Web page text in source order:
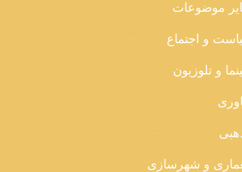
موضوعات
و اجتماع
و تلوزیون
و شهرسازی